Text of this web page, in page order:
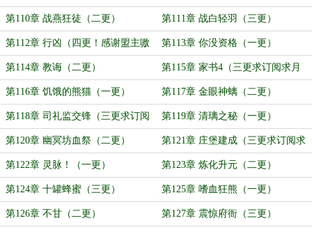
月票）
第110章 战燕狂徒（二更） 第111章 战白轻羽（三更）
第112章 行凶（四更！感谢盟主嗷
嗷嗷吖吖吖）
第113章 你没资格（一更）
第114章 教诲（二更） 第115章 家书4（三更求订阅求月
票）
第116章 饥饿的熊猫（一更） 第117章 金眼神螭（二更）
第118章 司礼监交锋（三更求订阅
求月票！）
第119章 清璃之秘（一更）
第120章 幽冥坊血祭（二更） 第121章 庄堡建成（三更求订阅求
月票！）
第122章 灵脉！（一更） 第123章 炼化升元（二更）
第124章 十罐蜂蜜（三更） 第125章 嗜血狂熊（一更）
第126章 不甘（二更） 第127章 震惊府衙（三更）